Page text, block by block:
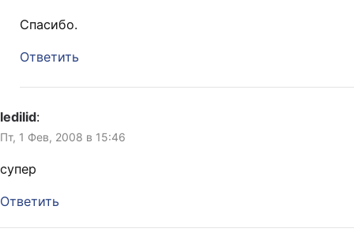
Спасибо.
Ответить
ledilid:
Пт, 1 Фев, 2008 в 15:46
супер
Ответить